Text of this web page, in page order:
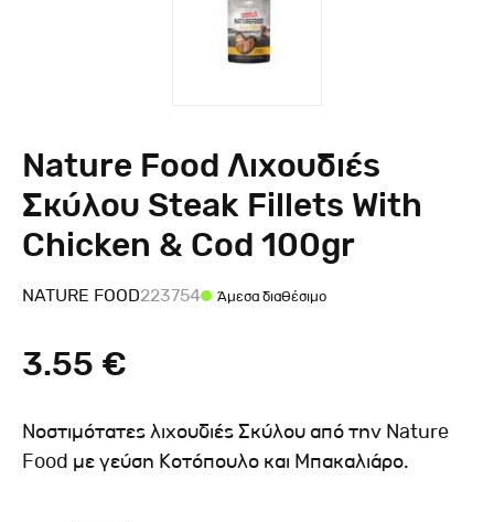
Nature Food Λιχουδιές
Σκύλου Steak Fillets With
Chicken & Cod 100gr
NATURE FOOD223754 Άμεσα διαθέσιμο
3.55 €
Νοστιμότατες λιχουδιές Σκύλου από την Nature
Food με γεύση Κοτόπουλο και Μπακαλιάρο.